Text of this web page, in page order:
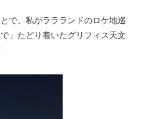
で、私がララランドのロケ地巡
」たどり着いたグリフィス天文